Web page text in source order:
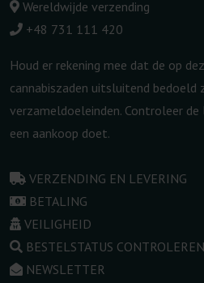
Wereldwijde verzending
+48 731 111 420
Houd er rekening mee dat de op
cannabiszaden uitsluitend bedoeld
verzameldoeleinden. Controleer
een aankoop doet.
VERZENDING EN LEVERING
BETALING
VEILIGHEID
BESTELSTATUS CONTROLEREN
NEWSLETTER